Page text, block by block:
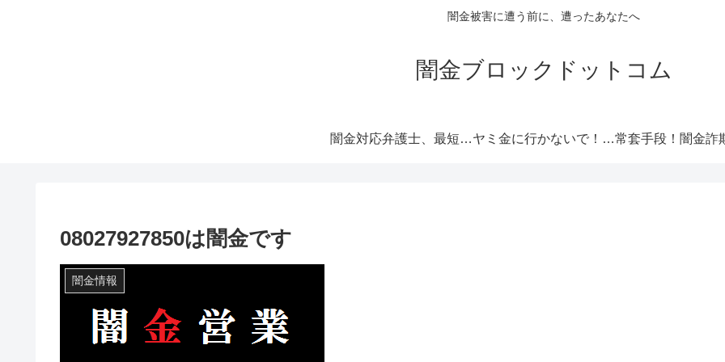
闇金被害に遭う前に、遭ったあなたへ
闇金ブロックドットコム
闇金対応弁護士、最短即日解決！ ヤミ金に行かないで！厳選オススメ消費者金融
08027927850は闇金です
闇金情報